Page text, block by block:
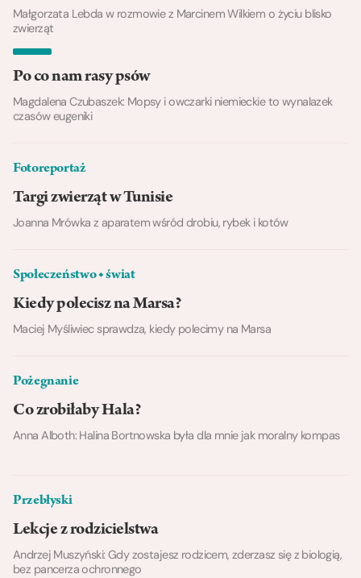
Małgorzata Lebda w rozmowie z Marcinem Wilkiem o życiu blisko
zwierząt
Po co nam rasy psów
Magdalena Czubaszek: Mopsy i owczarki niemieckie to wynalazek
czasów eugeniki
Fotoreportaż
Targi zwierząt w Tunisie
Joanna Mrówka z aparatem wśród drobiu, rybek i kotów
Społeczeństwo ◆ świat
Kiedy polecisz na Marsa?
Maciej Myśliwiec sprawdza, kiedy polecimy na Marsa
Pożegnanie
Co zrobiłaby Hala?
Anna Alboth: Halina Bortnowska była dla mnie jak moralny kompas
Przebłyski
Lekcje z rodzicielstwa
Andrzej Muszyński: Gdy zostajesz rodzicem, zderzasz się z biologią,
bez pancerza ochronnego